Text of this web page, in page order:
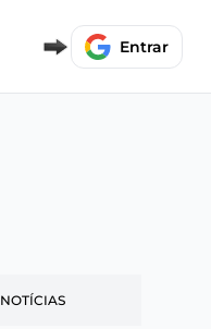
Entrar
NOTÍCIAS